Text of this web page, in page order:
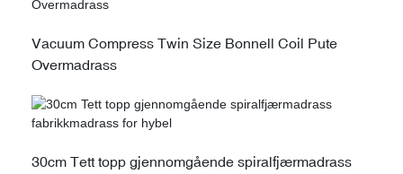
Vacuum Compress Twin Size Bonnell Coil Pute
Overmadrass
30cm Tett topp gjennomgående spiralfjærmadrass